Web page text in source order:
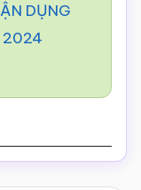
DỤNG
2024